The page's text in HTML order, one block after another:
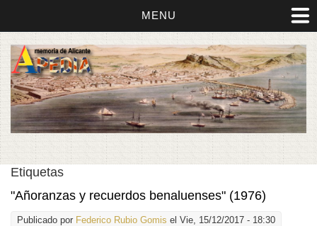
MENU
Etiquetas
"Añoranzas y recuerdos benaluenses" (1976)
Publicado por Federico Rubio Gomis el Vie, 15/12/2017 - 18:30